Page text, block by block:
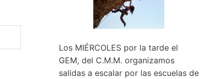
Los MIÉRCOLES por la tarde el
GEM, del C.M.M. organizamos
salidas a escalar por las escuelas de